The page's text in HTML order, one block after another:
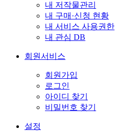
내 저작물관리
내 구매·신청 현황
내 서비스 사용권한
내 관심 DB
회원서비스
회원가입
로그인
아이디 찾기
비밀번호 찾기
설정